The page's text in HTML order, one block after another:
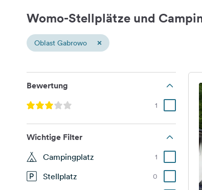
Womo-Stellplätze und
Oblast Gabrowo ×
Bewertung
1
Wichtige Filter
Campingplatz 1
Stellplatz 0